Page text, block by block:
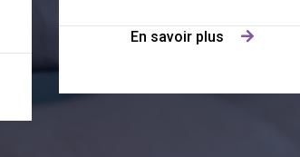
En savoir plus